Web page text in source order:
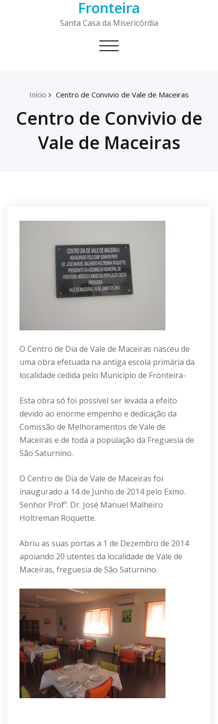
Fronteira
Santa Casa da Misericórdia
Toggle
Início Centro de Convivio de Vale de Maceiras
Centro de Convivio de
Vale de Maceiras
O Centro de Dia de Vale de Maceiras nasceu de
uma obra efetuada na antiga escola primária da
localidade cedida pelo Município de Fronteira-
Esta obra só foi possível ser levada a efeito
devido ao enorme empenho e dedicação da
Comissão de Melhoramentos de Vale de
Maceiras e de toda a população da Freguesia de
São Saturnino.
O Centro de Dia de Vale de Maceiras foi
inaugurado a 14 de Junho de 2014 pelo Exmo.
Senhor Profº. Dr. José Manuel Malheiro
Holtreman Roquette.
Abriu as suas portas a 1 de Dezembro de 2014
apoiando 20 utentes da localidade de Vale de
Maceiras, freguesia de São Saturnino.